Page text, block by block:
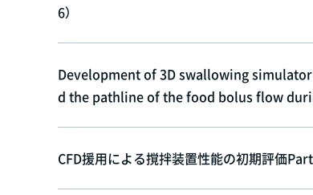
6）
Development of 3D swallowing
d the pathline of the food bolus flow
CFD援用による撹拌装置性能の初期評価